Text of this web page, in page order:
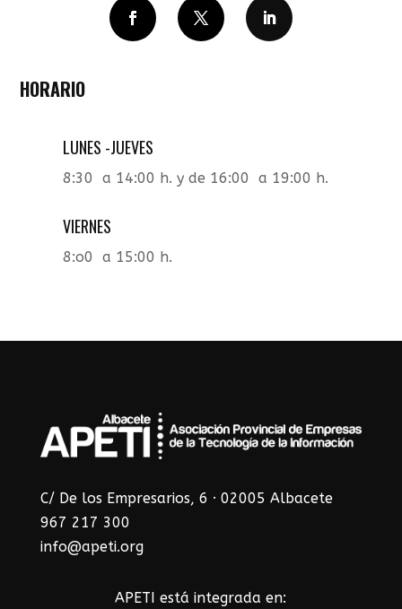
Seguir Seguir Seguir
HORARIO
LUNES -JUEVES
8:30 a 14:00 h. y de 16:00 a 19:00 h.
VIERNES
8:o0 a 15:00 h.
C/ De los Empresarios, 6 · 02005 Albacete
967 217 300
info@apeti.org
APETI está integrada en: